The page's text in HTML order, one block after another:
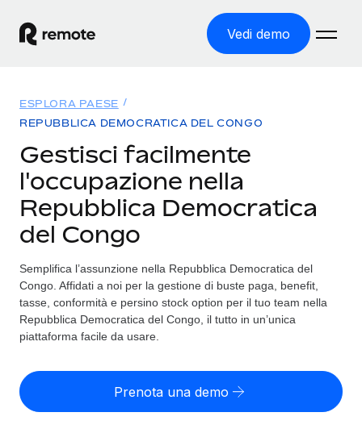
Vedi demo
Prodotti
ASSUMI NEL MONDO
Global Payroll
Gestisci il payroll a norma, in tutta semplicità
Employer of Record
Espanditi con zero costi di entità locale
Contractor Management
Recluta e gestisci collaboratori a livello globale
SERVICES
Chiedi a un esperto
Soluzioni
COPERTURA GLOBALE
Ricerca paesi
Trova i servizi di supporto all’impiego per ogni Paese
Confronta Remote
Scopri come ci confrontiamo con gli altri
Integra l'HR globale nella tua piattaforma in modo
Tariffe
Italiano
English
Français
ESPLORA PAESE
REPUBBLICA DEMOCRATICA DEL CONGO
Gestisci facilmente
l'occupazione nella
Repubblica Democratica
del Congo
Semplifica l’assunzione nella Repubblica Democratica del
Congo. Affidati a noi per la gestione di buste paga, benefit,
tasse, conformità e persino stock option per il tuo team nella
Repubblica Democratica del Congo, il tutto in un’unica
piattaforma facile da usare.
Prenota una demo